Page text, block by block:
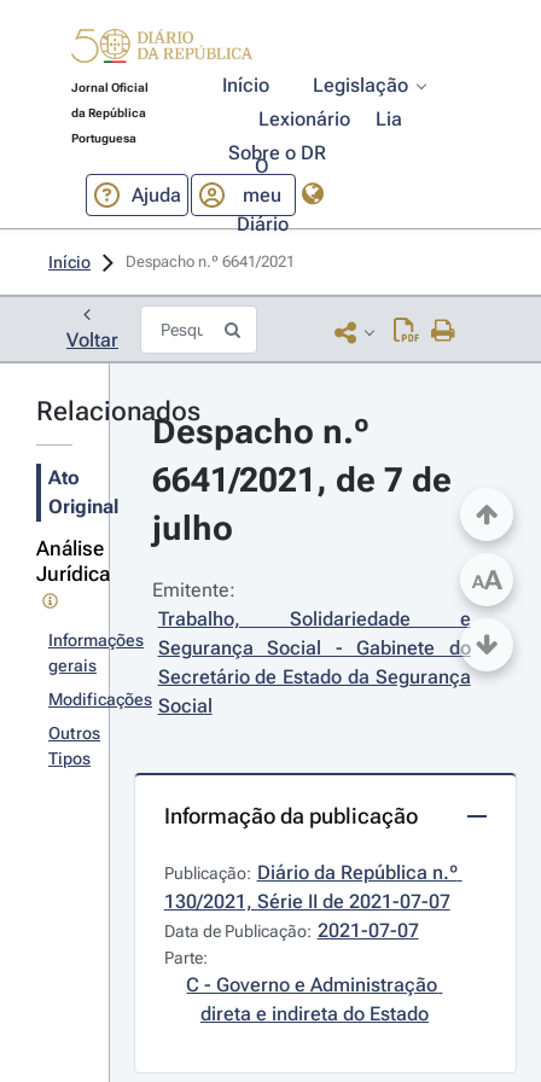
Jornal Oficial
da República
Portuguesa
Início
Legislação
Lexionário
Lia
Sobre o DR
Ajuda
O
meu
Diário
Início Despacho n.º 6641/2021
Voltar
Relacionados
Ato
Original
Análise
Jurídica
Informações
gerais
Modificações
Outros
Tipos
Despacho n.º
6641/2021, de 7 de
julho
Emitente:
Trabalho, Solidariedade e
Segurança Social - Gabinete do
Secretário de Estado da Segurança
Social
Informação da publicação
Publicação: Diário da República n.º
130/2021, Série II de 2021-07-07
Data de Publicação: 2021-07-07
Parte:
C - Governo e Administração
direta e indireta do Estado
AA